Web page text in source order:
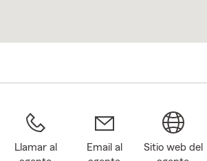
Llamar al
Email al
Sitio web del